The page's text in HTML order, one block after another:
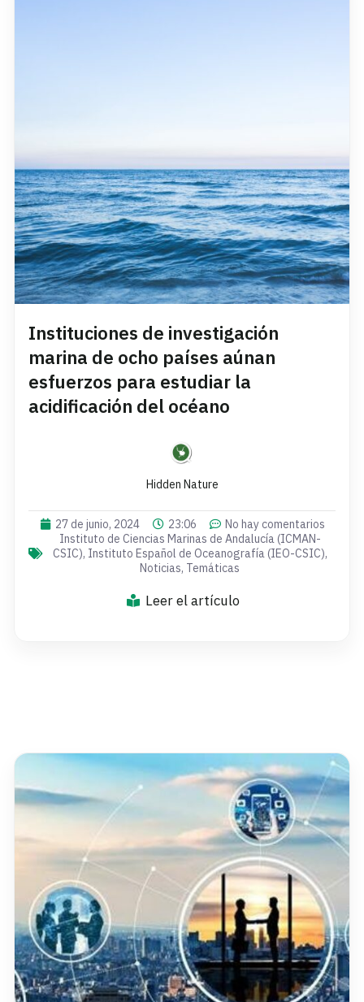
Instituciones de investigación
marina de ocho países aúnan
esfuerzos para estudiar la
acidificación del océano
Hidden Nature
27 de junio, 2024 23:06
No hay comentarios
Instituto de Ciencias Marinas de Andalucía (ICMAN-
CSIC), Instituto Español de Oceanografía (IEO-CSIC),
Noticias, Temáticas
Leer el artículo